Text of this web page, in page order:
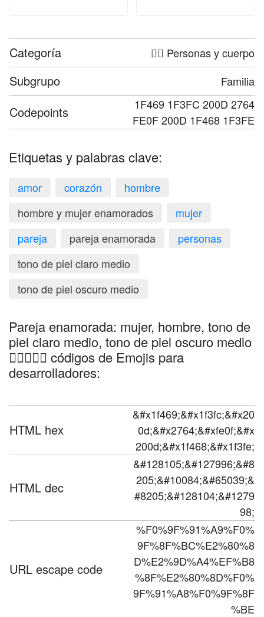
Categoría 🤦‍♀️ Personas y cuerpo
Subgrupo Familia
Codepoints
1F469 1F3FC 200D 2764
FE0F 200D 1F468 1F3FE
Etiquetas y palabras clave:
amor corazón
hombre
hombre y mujer enamorados
mujer
pareja
pareja enamorada
personas
tono de piel claro medio
tono de piel oscuro medio
Pareja enamorada: mujer, hombre, tono de
piel claro medio, tono de piel oscuro medio
👩🏼‍❤️‍👨🏾 códigos de Emojis para
desarrolladores:
HTML hex
&#x1f469;&#x1f3fc;&#x20
0d;&#x2764;&#xfe0f;&#x
200d;&#x1f468;&#x1f3fe;
HTML dec
&#128105;&#127996;&#8
205;&#10084;&#65039;&
#8205;&#128104;&#1279
98;
URL escape code
%F0%9F%91%A9%F0%
9F%8F%BC%E2%80%8
D%E2%9D%A4%EF%B8
%8F%E2%80%8D%F0%
9F%91%A8%F0%9F%8F
%BE